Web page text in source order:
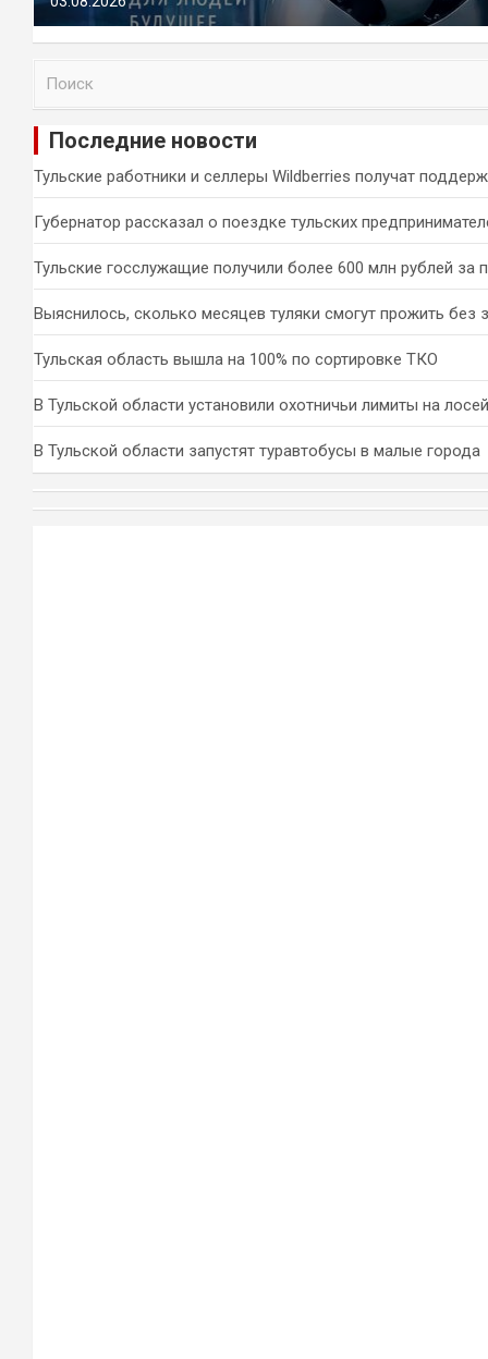
и
Последние новости
Тульские работники и селлеры Wildberries получат
Губернатор рассказал о поездке тульских
Тульские госслужащие получили более 600 млн рублей за
Выяснилось, сколько месяцев туляки смогут прожить без
Тульская область вышла на 100% по сортировке ТКО
В Тульской области установили охотничьи лимиты на
В Тульской области запустят туравтобусы в малые города